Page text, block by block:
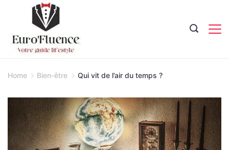
content
Home Bien-être Qui vit de l’air du temps ?